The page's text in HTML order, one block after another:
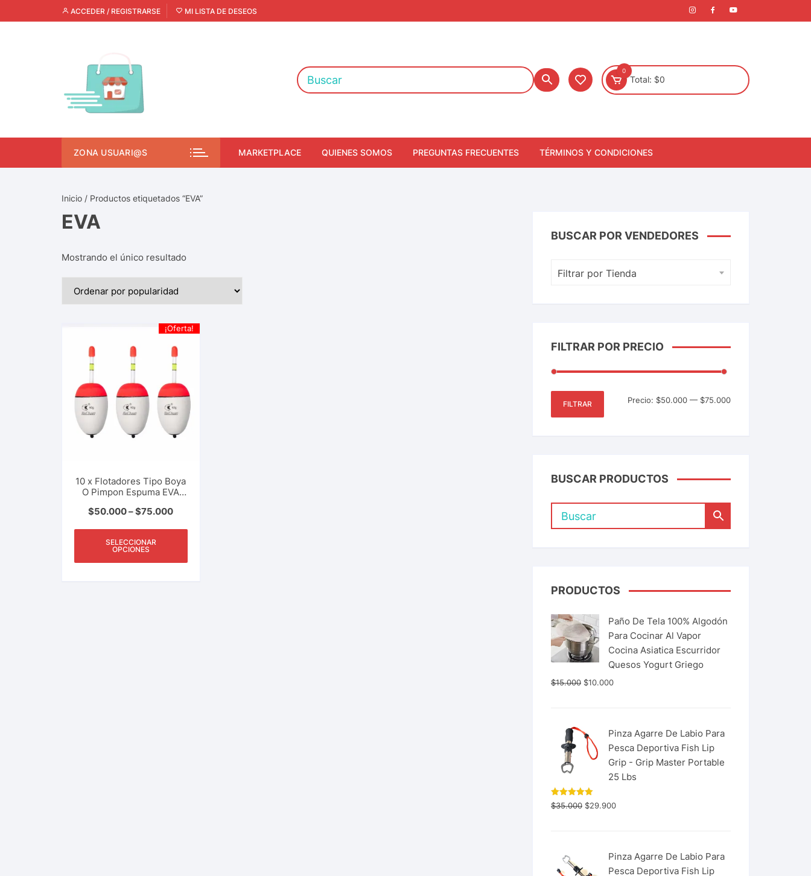
ACCEDER / REGISTRARSE MI LISTA DE DESEOS
0
Total: $0
ZONA USUARI@S MARKETPLACE QUIENES SOMOS PREGUNTAS FRECUENTES TÉRMINOS Y CONDICIONES
Inicio / Productos etiquetados “EVA”
EVA
Mostrando el único resultado
¡Oferta!
10 x Flotadores Tipo Boya
O Pimpon Espuma EVA
Pesca Deportiva
$50.000–$75.000
SELECCIONAR
OPCIONES
BUSCAR POR VENDEDORES
Filtrar por Tienda
FILTRAR POR PRECIO
FILTRAR Precio: $50.000 — $75.000
BUSCAR PRODUCTOS
PRODUCTOS
Paño De Tela 100% Algodón
Para Cocinar Al Vapor
Cocina Asiatica Escurridor
Quesos Yogurt Griego
$15.000 $10.000
Pinza Agarre De Labio Para
Pesca Deportiva Fish Lip
Grip - Grip Master Portable
25 Lbs
Valorado
con 5.00
$35.000 $29.900
Pinza Agarre De Labio Para
Pesca Deportiva Fish Lip